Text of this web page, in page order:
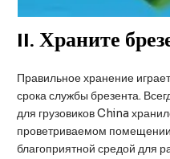
II. Храните
Правильное хранение
срока службы брезента.
для грузовиков China
проветриваемом
благоприятной средой для